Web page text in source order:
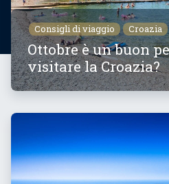
Consigli di viaggio Croazia
Ottobre è un buon
visitare la Croazia?